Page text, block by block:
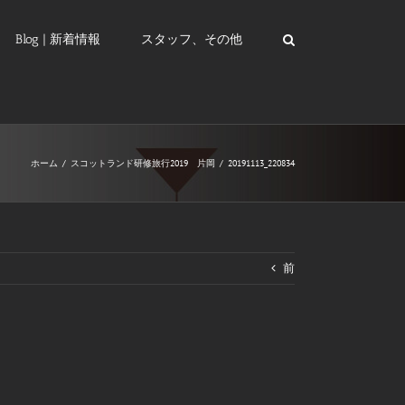
Blog | 新着情報 スタッフ、その他
ホーム / スコットランド研修旅行2019 片岡 / 20191113_220834
前